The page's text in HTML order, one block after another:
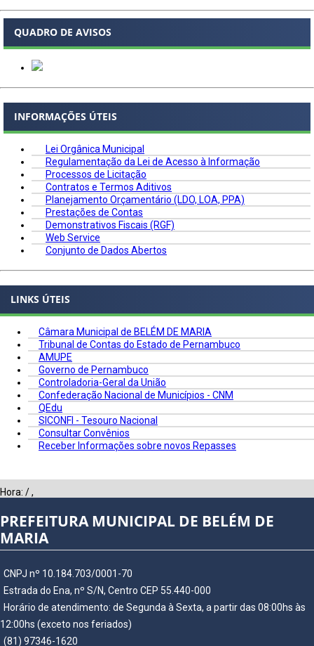
QUADRO DE AVISOS
INFORMAÇÕES ÚTEIS
Lei Orgânica Municipal
Regulamentação da Lei de Acesso à Informação
Processos de Licitação
Contratos e Termos Aditivos
Planejamento Orçamentário (LDO, LOA, PPA)
Prestações de Contas
Demonstrativos Fiscais (RGF)
Web Service
Conjunto de Dados Abertos
LINKS ÚTEIS
Câmara Municipal de BELÉM DE MARIA
Tribunal de Contas do Estado de Pernambuco
AMUPE
Governo de Pernambuco
Controladoria-Geral da União
Confederação Nacional de Municípios - CNM
QEdu
SICONFI - Tesouro Nacional
Consultar Convênios
Receber Informações sobre novos Repasses
Hora: /,
PREFEITURA MUNICIPAL DE BELÉM DE
MARIA
CNPJ nº 10.184.703/0001-70
Estrada do Ena, nº S/N, Centro CEP 55.440-000
Horário de atendimento: de Segunda à Sexta, a partir das 08:00hs às
12:00hs (exceto nos feriados)
(81) 97346-1620